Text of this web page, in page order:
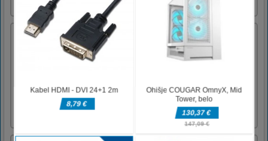
Battle Hero
Igrajmo lepo obrambno igro! V igri vašega
strelca napadajo drugi sovražniki. Zaščititi
nadgradite svoje orožje. Vso
srečo!Upravljanje igralca z miško in levim